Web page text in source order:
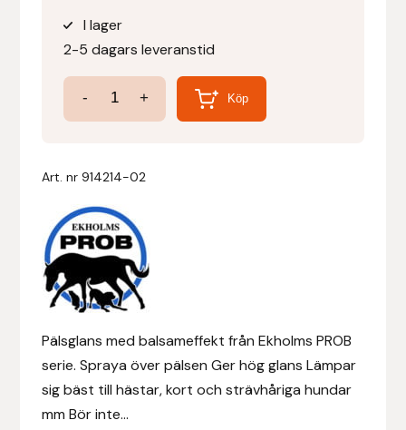
I lager
2-5 dagars leveranstid
-
Prob
Pälsglans
+ Köp
Art. nr914214-02
Pälsglans med balsameffekt från Ekholms PROB
serie. Spraya över pälsen Ger hög glans Lämpar
sig bäst till hästar, kort och strävhåriga hundar
mm Bör inte...
Denni Design
Denni Design / Bomber Bits
Dy’on
E.A. Mattes
Eclipse Biofarmab
Ekol
Eldorado